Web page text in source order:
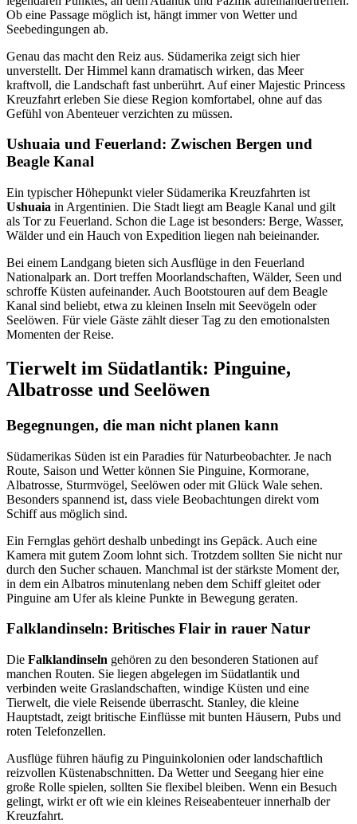
Ob eine Passage möglich ist, hängt immer von Wetter und
Seebedingungen ab.
Genau das macht den Reiz aus. Südamerika zeigt sich hier
unverstellt. Der Himmel kann dramatisch wirken, das Meer
kraftvoll, die Landschaft fast unberührt. Auf einer Majestic Princess
Kreuzfahrt erleben Sie diese Region komfortabel, ohne auf das
Gefühl von Abenteuer verzichten zu müssen.
Ushuaia und Feuerland: Zwischen Bergen und
Beagle Kanal
Ein typischer Höhepunkt vieler Südamerika Kreuzfahrten ist
Ushuaia in Argentinien. Die Stadt liegt am Beagle Kanal und gilt
als Tor zu Feuerland. Schon die Lage ist besonders: Berge, Wasser,
Wälder und ein Hauch von Expedition liegen nah beieinander.
Bei einem Landgang bieten sich Ausflüge in den Feuerland
Nationalpark an. Dort treffen Moorlandschaften, Wälder, Seen und
schroffe Küsten aufeinander. Auch Bootstouren auf dem Beagle
Kanal sind beliebt, etwa zu kleinen Inseln mit Seevögeln oder
Seelöwen. Für viele Gäste zählt dieser Tag zu den emotionalsten
Momenten der Reise.
Tierwelt im Südatlantik: Pinguine,
Albatrosse und Seelöwen
Begegnungen, die man nicht planen kann
Südamerikas Süden ist ein Paradies für Naturbeobachter. Je nach
Route, Saison und Wetter können Sie Pinguine, Kormorane,
Albatrosse, Sturmvögel, Seelöwen oder mit Glück Wale sehen.
Besonders spannend ist, dass viele Beobachtungen direkt vom
Schiff aus möglich sind.
Ein Fernglas gehört deshalb unbedingt ins Gepäck. Auch eine
Kamera mit gutem Zoom lohnt sich. Trotzdem sollten Sie nicht nur
durch den Sucher schauen. Manchmal ist der stärkste Moment der,
in dem ein Albatros minutenlang neben dem Schiff gleitet oder
Pinguine am Ufer als kleine Punkte in Bewegung geraten.
Falklandinseln: Britisches Flair in rauer Natur
Die Falklandinseln gehören zu den besonderen Stationen auf
manchen Routen. Sie liegen abgelegen im Südatlantik und
verbinden weite Graslandschaften, windige Küsten und eine
Tierwelt, die viele Reisende überrascht. Stanley, die kleine
Hauptstadt, zeigt britische Einflüsse mit bunten Häusern, Pubs und
roten Telefonzellen.
Ausflüge führen häufig zu Pinguinkolonien oder landschaftlich
reizvollen Küstenabschnitten. Da Wetter und Seegang hier eine
große Rolle spielen, sollten Sie flexibel bleiben. Wenn ein Besuch
gelingt, wirkt er oft wie ein kleines Reiseabenteuer innerhalb der
Kreuzfahrt.